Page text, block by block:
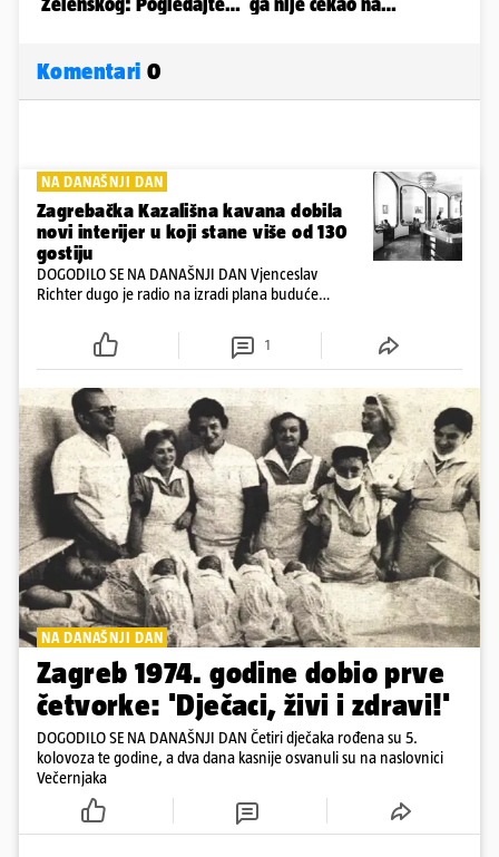
Komentari 0
NA DANAŠNJI DAN
Zagrebačka Kazališna kavana dobila
novi interijer u koji stane više od 130
gostiju
DOGODILO SE NA DANAŠNJI DAN Vjenceslav
Richter dugo je radio na izradi plana buduće
poduzeće Mosor i želje Zagrepčana
1
NA DANAŠNJI DAN
Zagreb 1974. godine dobio prve
četvorke: 'Dječaci, živi i zdravi!'
DOGODILO SE NA DANAŠNJI DAN Četiri dječaka rođena su 5.
kolovoza te godine, a dva dana kasnije osvanuli su na naslovnici
Večernjaka